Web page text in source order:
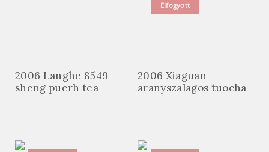
2006 Langhe 8549
sheng puerh tea
Elfogyott
2006 Xiaguan
aranyszalagos tuocha